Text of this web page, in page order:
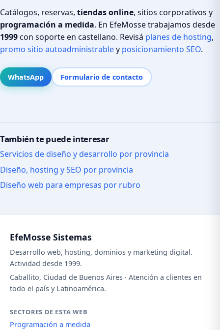
Catálogos, reservas, tiendas online, sitios corporativos y
programación a medida. En EfeMosse trabajamos desde
1999con soporte en castellano. Revisá planes de hosting,
promo sitio autoadministrabley posicionamiento SEO.
WhatsApp Formulario de contacto
También te puede interesar
Servicios de diseño y desarrollo por provincia
Diseño, hosting y SEO por provincia
Diseño web para empresas por rubro
EfeMosse Sistemas
Desarrollo web, hosting, dominios y marketing digital.
Actividad desde 1999.
Caballito, Ciudad de Buenos Aires · Atención a clientes en
todo el país y Latinoamérica.
SECTORES DE ESTA WEB
Programación a medida